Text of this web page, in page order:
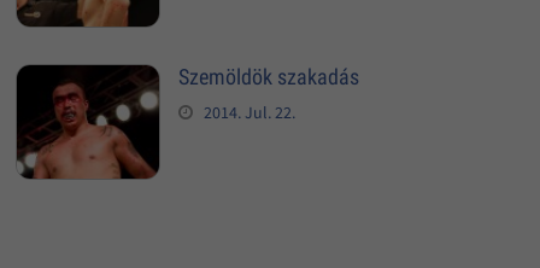
Szemöldök szakadás
2014. Jul. 22.